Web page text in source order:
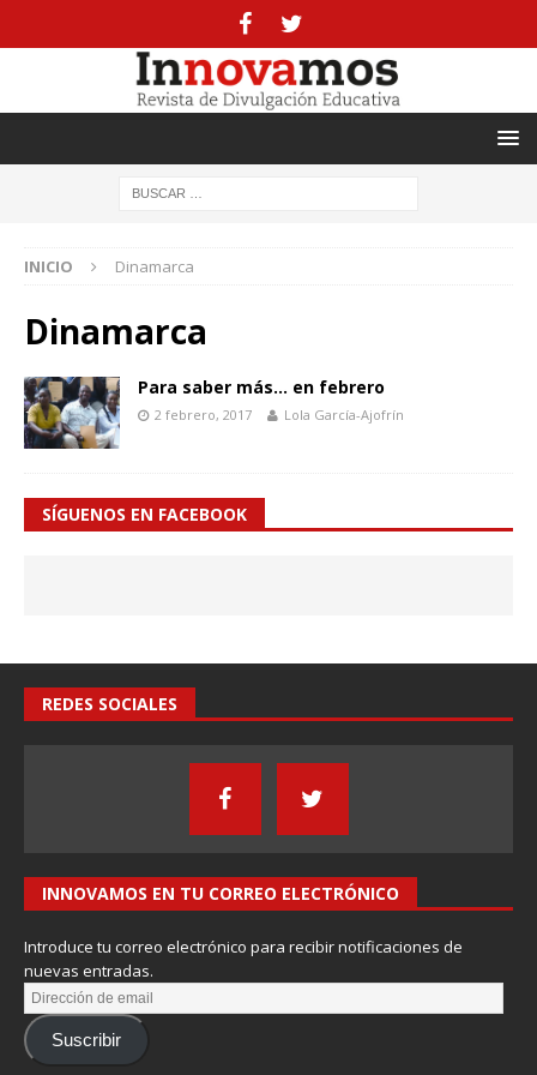
INICIO Dinamarca
Dinamarca
Para saber más… en febrero
2 febrero, 2017 Lola García-Ajofrín
SÍGUENOS EN FACEBOOK
REDES SOCIALES
INNOVAMOS EN TU CORREO ELECTRÓNICO
Introduce tu correo electrónico para recibir notificaciones de
nuevas entradas.
Suscribir